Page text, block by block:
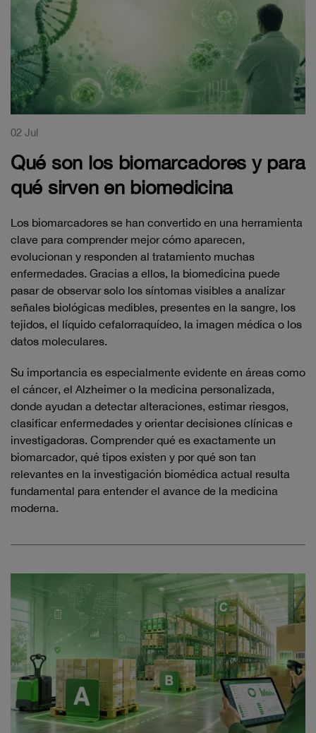
02 Jul
Qué son los biomarcadores y para
qué sirven en biomedicina
Los biomarcadores se han convertido en una herramienta
clave para comprender mejor cómo aparecen,
evolucionan y responden al tratamiento muchas
enfermedades. Gracias a ellos, la biomedicina puede
pasar de observar solo los síntomas visibles a analizar
señales biológicas medibles, presentes en la sangre, los
tejidos, el líquido cefalorraquídeo, la imagen médica o los
datos moleculares.
Su importancia es especialmente evidente en áreas como
el cáncer, el Alzheimer o la medicina personalizada,
donde ayudan a detectar alteraciones, estimar riesgos,
clasificar enfermedades y orientar decisiones clínicas e
investigadoras. Comprender qué es exactamente un
biomarcador, qué tipos existen y por qué son tan
relevantes en la investigación biomédica actual resulta
fundamental para entender el avance de la medicina
moderna.